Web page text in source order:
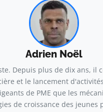
Adrien Noël
Depuis plus de dix ans, il
et le lancement
de PME que les
de croissance des jeunes